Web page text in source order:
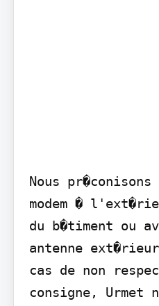
Nous
modem �
du b�timent ou
antenne ext�rieur
cas de non
consigne, Urmet